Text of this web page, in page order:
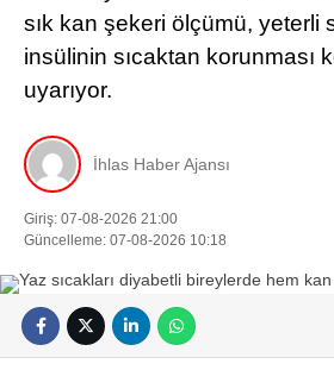
sık kan şekeri ölçümü, yeterli
insülinin sıcaktan korunması
uyarıyor.
İhlas Haber Ajansı
Giriş: 07-08-2026 21:00
Güncelleme: 07-08-2026 10:18